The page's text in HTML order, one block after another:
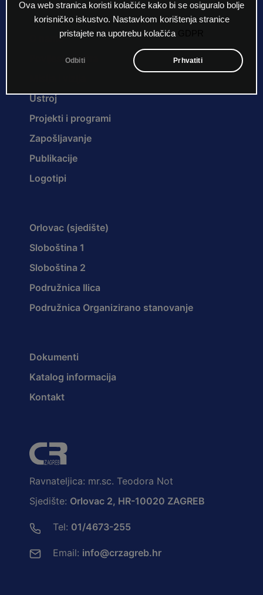
Ova web stranica koristi kolačiće kako bi se osiguralo bolje
korisničko iskustvo. Nastavkom korištenja stranice
pristajete na upotrebu kolačića
Odbiti Prhvatiti
O nama
Povijest Centra
Ustroj
Projekti i programi
Zapošljavanje
Publikacije
Logotipi
Orlovac (sjedište)
Sloboština 1
Sloboština 2
Podružnica Ilica
Podružnica Organizirano stanovanje
Dokumenti
Katalog informacija
Kontakt
Ravnateljica: mr.sc. Teodora Not
Sjedište: Orlovac 2, HR-10020 ZAGREB
Tel: 01/4673-255
Email: info@crzagreb.hr